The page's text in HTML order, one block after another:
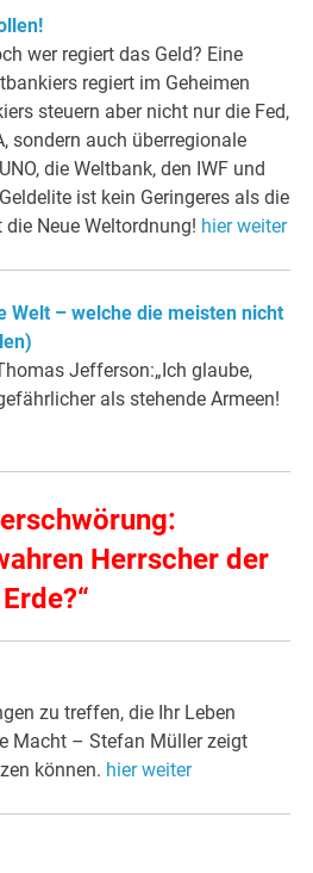
wer regiert das Geld? Eine
regiert im Geheimen
steuern aber nicht nur die Fed,
sondern auch überregionale
die Weltbank, den IWF und
ist kein Geringeres als die
Neue Weltordnung! hier weiter
Welt – welche die meisten nicht
Jefferson:„Ich glaube,
als stehende Armeen!
Herrscher der
Erde?“
zu treffen, die Ihr Leben
Macht – Stefan Müller zeigt
können. hier weiter